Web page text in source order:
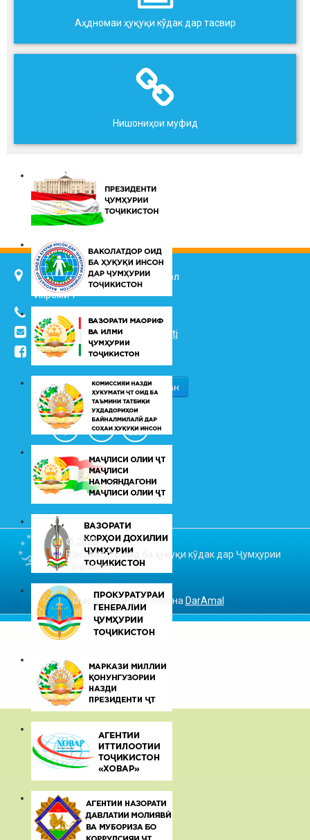
Аҳдномаи ҳуқуқи кўдак дар тасвир
Нишониҳои муфид
734025, ш. Душанбе, кӯч. Ҷалол
Икромӣ 7
(+992 37) 2217352
info@vhk.tj
info@ombudsman.tj
/kudakon
© 2026
Ваколатдор оид ба ҳуқуқи кӯдак дар Ҷумҳурии
Тоҷикистон
Омодакунандаи сомона DarAmal